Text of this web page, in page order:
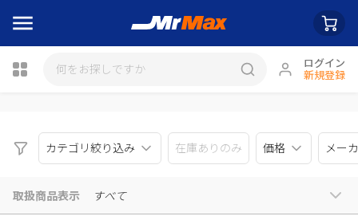
ログイン
新規登録
カテゴリ絞り込み 在庫ありのみ 価格 メー
取扱商品表示 すべて